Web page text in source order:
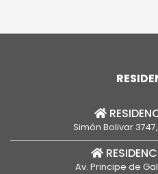
Simón Bolivar
Av. Principe de